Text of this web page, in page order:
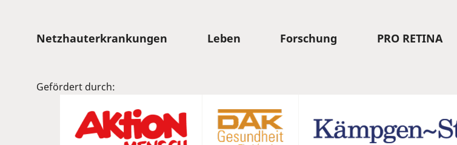
Sitemap
Netzhauterkrankungen Leben Forschung PRO RETINA
Gefördert durch: